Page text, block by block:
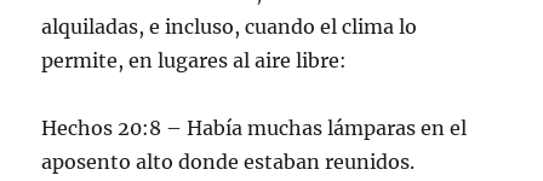
alquiladas, e incluso, cuando el clima lo
permite, en lugares al aire libre:
Hechos 20:8 – Había muchas lámparas en el
aposento alto donde estaban reunidos.